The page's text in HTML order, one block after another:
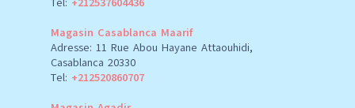
Magasin Casablanca Maarif
Adresse: 11 Rue Abou Hayane Attaouhidi,
Casablanca 20330
Tel: +212520860707